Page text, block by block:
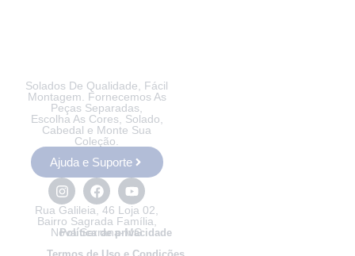
Solados De Qualidade, Fácil
Montagem. Fornecemos As
Peças Separadas,
Escolha As Cores, Solado,
Cabedal e Monte Sua
Coleção.
Ajuda e Suporte
Rua Galileia, 46 Loja 02,
Bairro Sagrada Família,
Nova Serrana-MG
Política de privacidade